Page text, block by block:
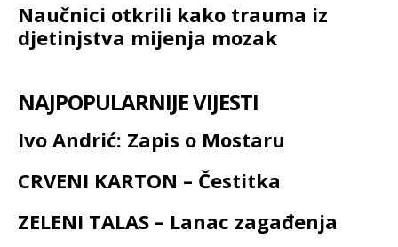
Naučnici otkrili kako trauma iz
djetinjstva mijenja mozak
NAJPOPULARNIJE VIJESTI
Ivo Andrić: Zapis o Mostaru
CRVENI KARTON – Čestitka
ZELENI TALAS – Lanac zagađenja